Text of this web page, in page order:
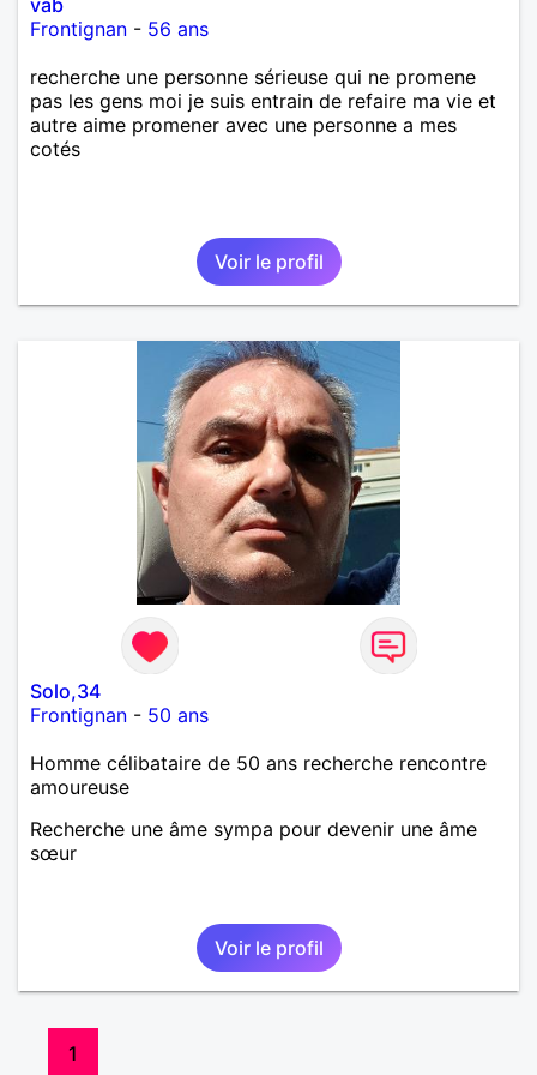
Frontignan - 56 ans
recherche une personne sérieuse qui ne promene
pas les gens moi je suis entrain de refaire ma vie et
autre aime promener avec une personne a mes
cotés
Voir le profil
Solo,34
Frontignan - 50 ans
Homme célibataire de 50 ans recherche rencontre
amoureuse
Recherche une âme sympa pour devenir une âme
sœur
Voir le profil
1